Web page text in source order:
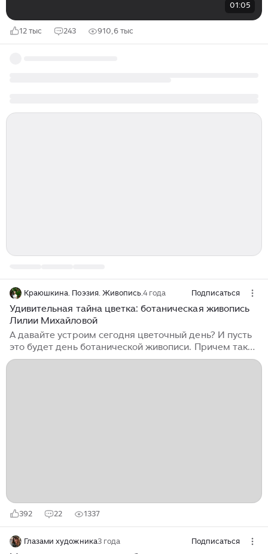
01:05
12 тыс 243 910,6 тыс
Краюшкина. Поэзия. Живопись.4 года Подписаться
Удивительная тайна цветка: ботаническая живопись
Лилии Михайловой
А давайте устроим сегодня цветочный день? И пусть
это будет день ботанической живописи. Причем таких
работ, в которых мастерски передан исконный дух
392 22 1337
Глазами художника3 года Подписаться